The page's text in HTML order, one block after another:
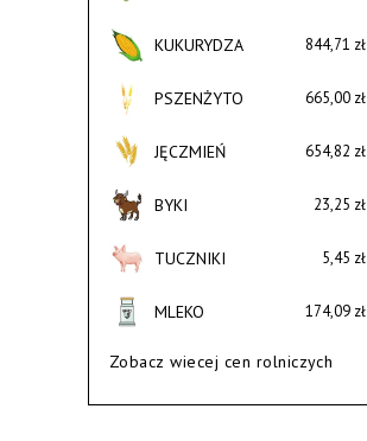
KUKURYDZA 844,71 zł
PSZENŻYTO 665,00 zł
JĘCZMIEŃ 654,82 zł
BYKI 23,25 zł
TUCZNIKI 5,45 zł
MLEKO 174,09 zł
Zobacz wiecej cen rolniczych